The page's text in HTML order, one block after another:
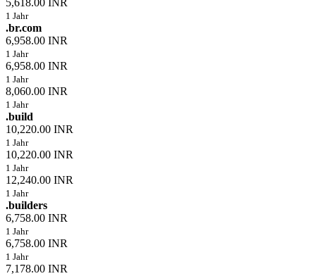
5,618.00 INR
1 Jahr
.br.com
6,958.00 INR
1 Jahr
6,958.00 INR
1 Jahr
8,060.00 INR
1 Jahr
.build
10,220.00 INR
1 Jahr
10,220.00 INR
1 Jahr
12,240.00 INR
1 Jahr
.builders
6,758.00 INR
1 Jahr
6,758.00 INR
1 Jahr
7,178.00 INR